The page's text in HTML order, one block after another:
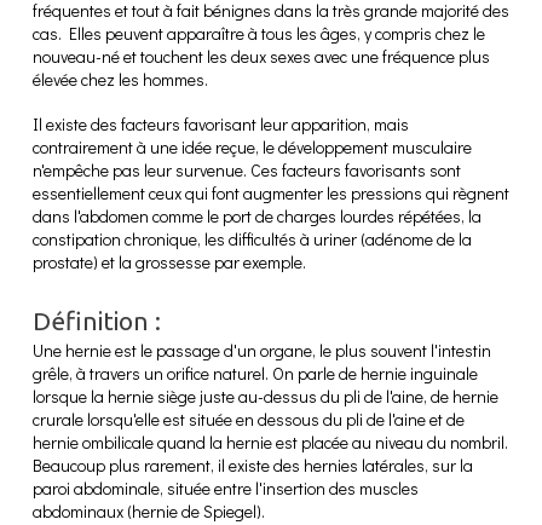
fréquentes et tout à fait bénignes dans la très grande majorité des
cas. Elles peuvent apparaître à tous les âges, y compris chez le
nouveau-né et touchent les deux sexes avec une fréquence plus
élevée chez les hommes.
Il existe des facteurs favorisant leur apparition, mais
contrairement à une idée reçue, le développement musculaire
n'empêche pas leur survenue. Ces facteurs favorisants sont
essentiellement ceux qui font augmenter les pressions qui règnent
dans l'abdomen comme le port de charges lourdes répétées, la
constipation chronique, les difficultés à uriner (adénome de la
prostate) et la grossesse par exemple.
Définition :
Une hernie est le passage d'un organe, le plus souvent l'intestin
grêle, à travers un orifice naturel. On parle de hernie inguinale
lorsque la hernie siège juste au-dessus du pli de l'aine, de hernie
crurale lorsqu'elle est située en dessous du pli de l'aine et de
hernie ombilicale quand la hernie est placée au niveau du nombril.
Beaucoup plus rarement, il existe des hernies latérales, sur la
paroi abdominale, située entre l'insertion des muscles
abdominaux (hernie de Spiegel).